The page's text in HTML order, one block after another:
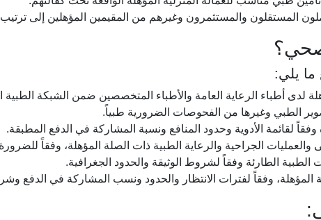
المستقلون والمستثمرون وغيرهم من المقيمين المؤهلين إلى
ما يلي:
لدى أطباء الرعاية العامة والأطباء المتخصصين ضمن الشبكة الطبية
الطبي وغيرها من الفحوصات الضرورية طبياً.
وفقاً لقائمة الأدوية وحدود المنافع ونسبة المشاركة في الدفع المطبقة.
الجراحية والرعاية الطبية ذات الصلة المؤهلة، وفقاً
الطبية الطارئة وفقاً لشروط الوثيقة والحدود الجغرافية.
وفقاً لفترات الانتظار والحدود ونسب المشاركة في الدفع